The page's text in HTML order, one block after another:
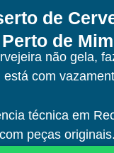
de
Perto de Mim
não gela,
está com
técnica em
com peças originais.